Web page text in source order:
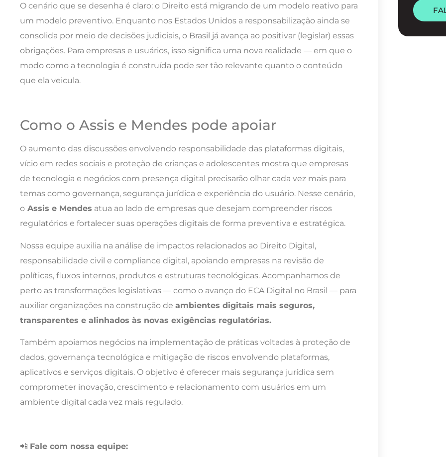
O cenário que se desenha é claro: o Direito está migrando de um modelo reativo para
um modelo preventivo. Enquanto nos Estados Unidos a responsabilização ainda se
consolida por meio de decisões judiciais, o Brasil já avança ao positivar (legislar) essas
obrigações. Para empresas e usuários, isso significa uma nova realidade — em que o
modo como a tecnologia é construída pode ser tão relevante quanto o conteúdo
que ela veicula.
Como o Assis e Mendes pode apoiar
O aumento das discussões envolvendo responsabilidade das plataformas digitais,
vício em redes sociais e proteção de crianças e adolescentes mostra que empresas
de tecnologia e negócios com presença digital precisarão olhar cada vez mais para
temas como governança, segurança jurídica e experiência do usuário. Nesse cenário,
o Assis e Mendes atua ao lado de empresas que desejam compreender riscos
regulatórios e fortalecer suas operações digitais de forma preventiva e estratégica.
Nossa equipe auxilia na análise de impactos relacionados ao Direito Digital,
responsabilidade civil e compliance digital, apoiando empresas na revisão de
políticas, fluxos internos, produtos e estruturas tecnológicas. Acompanhamos de
perto as transformações legislativas — como o avanço do ECA Digital no Brasil — para
auxiliar organizações na construção de ambientes digitais mais seguros,
transparentes e alinhados às novas exigências regulatórias.
Também apoiamos negócios na implementação de práticas voltadas à proteção de
dados, governança tecnológica e mitigação de riscos envolvendo plataformas,
aplicativos e serviços digitais. O objetivo é oferecer mais segurança jurídica sem
comprometer inovação, crescimento e relacionamento com usuários em um
ambiente digital cada vez mais regulado.
📲 Fale com nossa equipe: